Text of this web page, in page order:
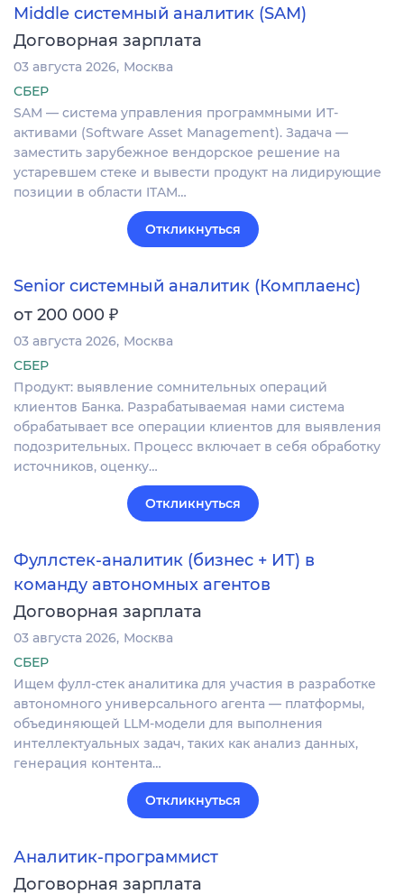
Middle системный аналитик (SAM)
Договорная зарплата
03 августа 2026 Москва
СБЕР
SAM — система управления программными ИТ-
активами (Software Asset Management). Задача —
заместить зарубежное вендорское решение на
устаревшем стеке и вывести продукт на лидирующие
позиции в области ITAM…
Откликнуться
Senior системный аналитик (Комплаенс)
от 200 000 ₽
03 августа 2026 Москва
СБЕР
Продукт: выявление сомнительных операций
клиентов Банка. Разрабатываемая нами система
обрабатывает все операции клиентов для выявления
подозрительных. Процесс включает в себя обработку
источников, оценку…
Откликнуться
Фуллстек-аналитик (бизнес + ИТ) в
команду автономных агентов
Договорная зарплата
03 августа 2026 Москва
СБЕР
Ищем фулл-стек аналитика для участия в разработке
автономного универсального агента — платформы,
объединяющей LLM-модели для выполнения
интеллектуальных задач, таких как анализ данных,
генерация контента…
Откликнуться
Аналитик-программист
Договорная зарплата